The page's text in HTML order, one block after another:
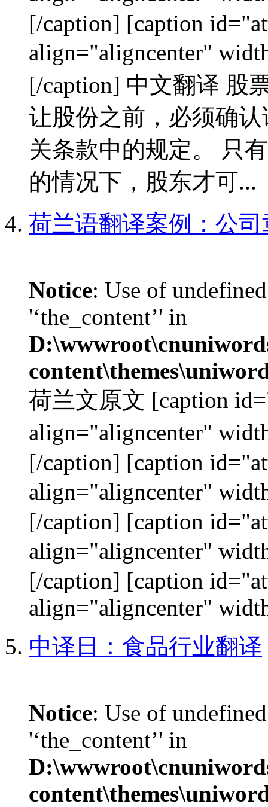
[/caption] [caption
align="aligncenter"
[/caption] 中文翻译 股
让股份之前，必须确
关条款中的规定。 只
的情况下，股东才可...
荷兰语翻译案例：公
Notice: Use of
'‘the_content’' in
荷兰文原文 [caption
align="aligncenter"
[/caption] [caption
align="aligncenter"
[/caption] [caption
align="aligncenter"
[/caption] [caption
align="aligncenter"
中译日：食品行业翻译
Notice: Use of
'‘the_content’' in